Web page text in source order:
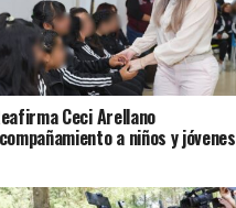
Ceci Arellano
a niños y jóvenes